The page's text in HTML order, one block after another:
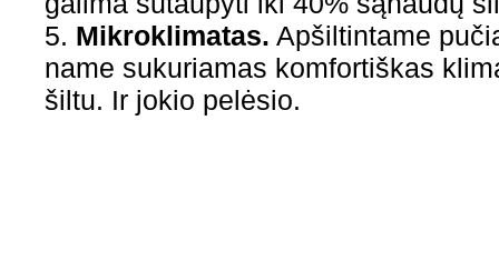
5. Mikroklimatas. Apšiltintame
name sukuriamas komfortiškas
šiltu. Ir jokio pelėsio.